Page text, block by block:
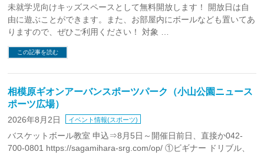
未就学児向けキッズスペースとして無料開放します！ 開放日は自
由に遊ぶことができます。また、お部屋内にボールなども置いてあ
りますので、ぜひご利用ください！ 対象 …
この記事を読む
相模原ギオンアーバンスポーツパーク（小山公園ニュース
ポーツ広場）
2026年8月2日 イベント情報(スポーツ)
バスケットボール教室 申込⇒8月5日～開催日前日、直接か042-
700-0801 https://sagamihara-srg.com/op/ ①ビギナー ドリブル、